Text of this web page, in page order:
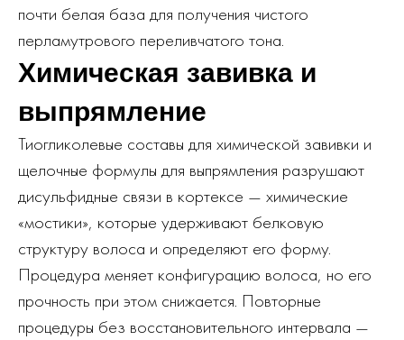
почти белая база для получения чистого
перламутрового переливчатого тона.
Химическая завивка и
выпрямление
Тиогликолевые составы для химической завивки и
щелочные формулы для выпрямления разрушают
дисульфидные связи в кортексе — химические
«мостики», которые удерживают белковую
структуру волоса и определяют его форму.
Процедура меняет конфигурацию волоса, но его
прочность при этом снижается. Повторные
процедуры без восстановительного интервала —